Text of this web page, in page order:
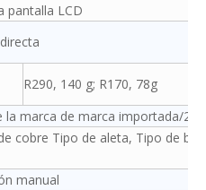
pantalla LCD
R290, 140 g; R170, 78g
la marca de marca importada/2
cobre Tipo de aleta, Tipo de
manual